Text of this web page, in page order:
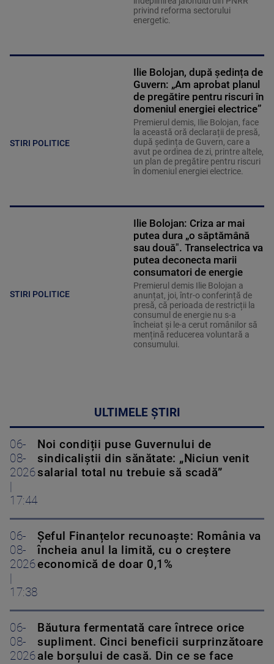
privind reforma sectorului
energetic.
STIRI POLITICE
Ilie Bolojan, după ședința de
Guvern: „Am aprobat planul
de pregătire pentru riscuri în
domeniul energiei electrice”
Premierul demis, Ilie Bolojan, face
la această oră declarații de presă,
după ședința de Guvern, care a
avut pe ordinea de zi, printre altele,
un plan de pregătire pentru riscuri
în domeniul energiei electrice.
STIRI POLITICE
Ilie Bolojan: Criza ar mai
putea dura „o săptămână
sau două". Transelectrica va
putea deconecta marii
consumatori de energie
Premierul demis Ilie Bolojan a
anunțat, joi, într-o conferință de
presă, că perioada de restricții la
consumul de energie nu s-a
încheiat și le-a cerut românilor să
mențină reducerea voluntară a
consumului.
ULTIMELE ȘTIRI
06-
08-
2026
17:44
Noi condiții puse Guvernului de
sindicaliștii din sănătate: „Niciun venit
salarial total nu trebuie să scadă”
06-
08-
2026
17:38
Șeful Finanțelor recunoaște: România va
încheia anul la limită, cu o creștere
economică de doar 0,1%
06-
08-
2026
Băutura fermentată care întrece orice
supliment. Cinci beneficii surprinzătoare
ale borșului de casă. Din ce se face